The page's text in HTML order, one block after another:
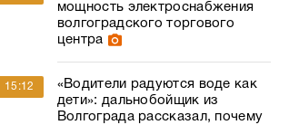
мощность электроснабжения
волгоградского торгового
центра
15:12
«Водители радуются воде как
дети»: дальнобойщик из
Волгограда рассказал, почему